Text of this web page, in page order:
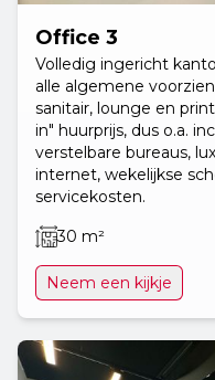
Office 3
Volledig ingericht
alle algemene
sanitair, lounge en
in" huurprijs, dus o.a.
verstelbare bureaus,
internet, wekelijkse
servicekosten.
30 m²
Neem een kijkje